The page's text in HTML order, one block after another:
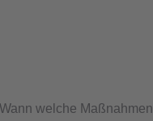
Wann welche